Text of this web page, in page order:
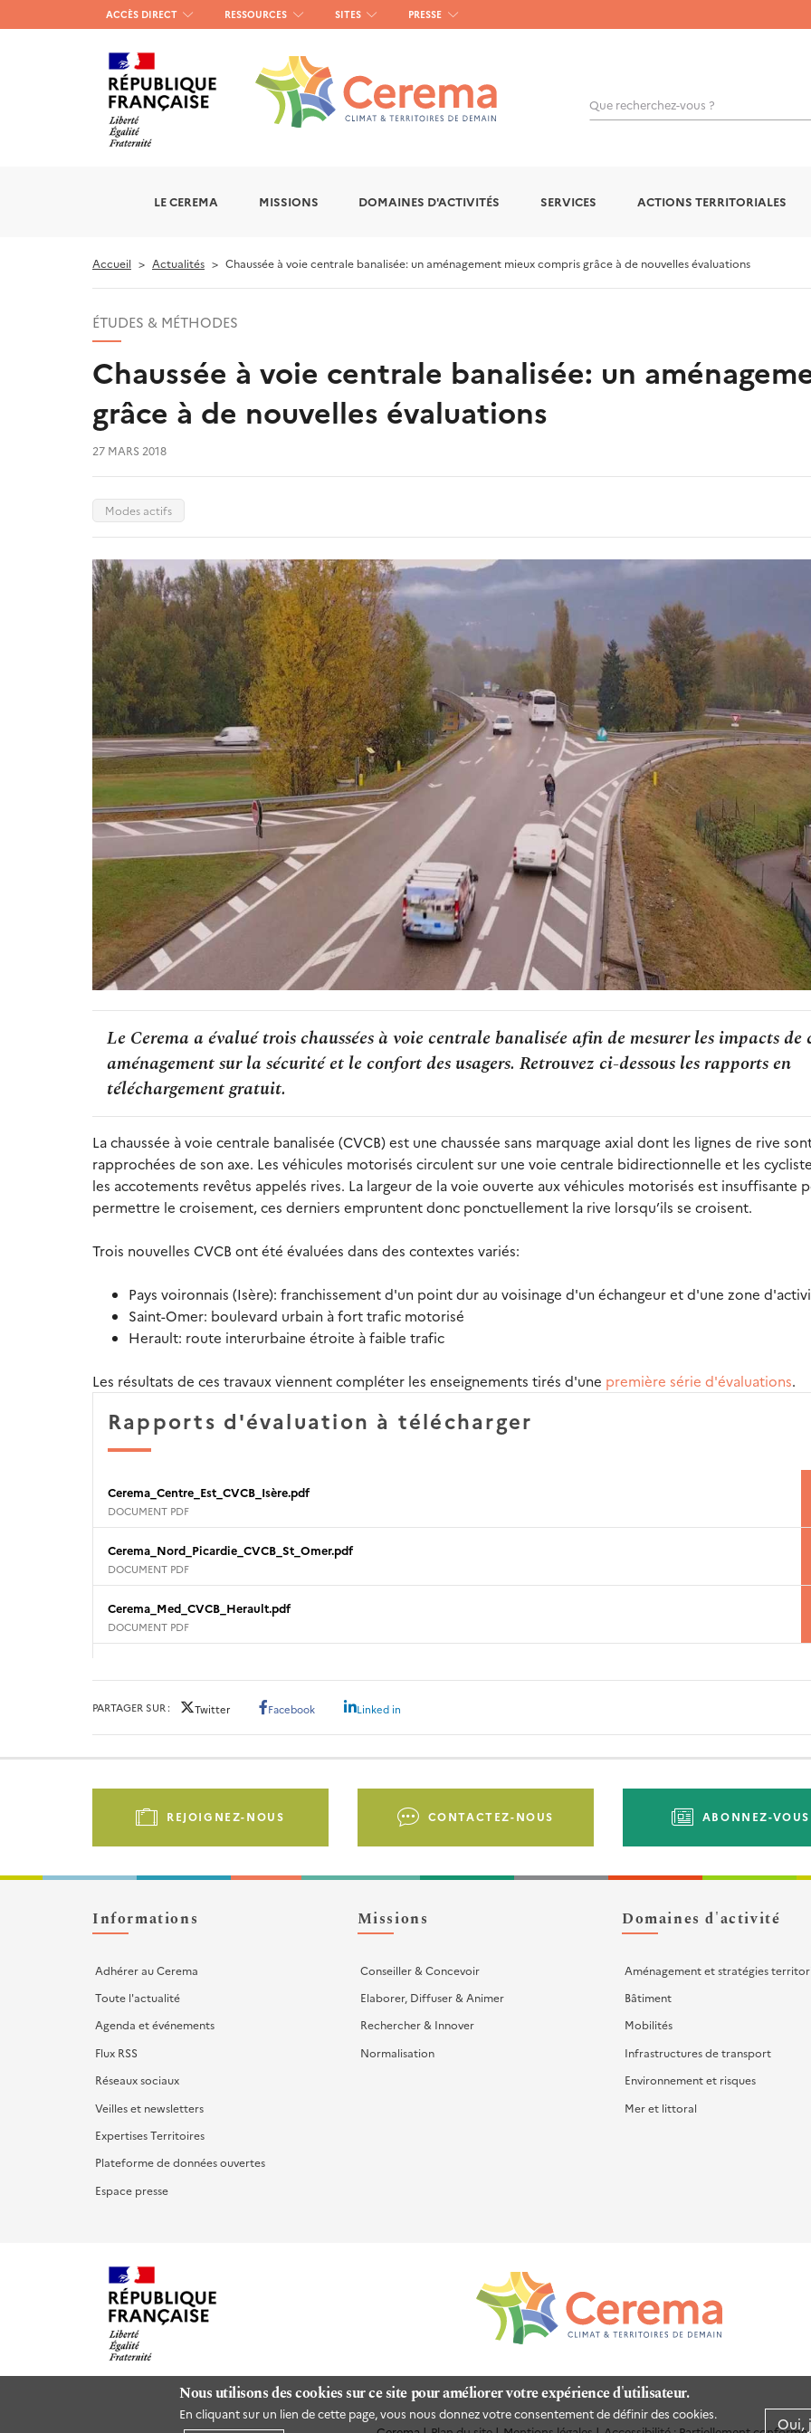
Nous utilisons des cookies sur ce site pour améliorer votre expérience d'utilisateur.
En cliquant sur un lien de cette page, vous nous donnez votre consentement de définir des cookies.
Oui,
Menu
haut
gauche
ACCÈS DIRECT RESSOURCES SITES PRESSE
Que recherchez-vous ?
LE CEREMA MISSIONS DOMAINES D'ACTIVITÉS SERVICES ACTIONS TERRITORIALES
Accueil Actualités Chaussée à voie centrale banalisée: un aménagement mieux compris grâce à de nouvelles évaluations
ÉTUDES & MÉTHODES
Chaussée à voie centrale banalisée: un
grâce à de nouvelles évaluations
27 MARS 2018
Modes actifs
Le Cerema a évalué trois chaussées à voie centrale banalisée afin de mesurer les impacts de
aménagement sur la sécurité et le confort des usagers. Retrouvez ci-dessous les rapports en
téléchargement gratuit.
La chaussée à voie centrale banalisée (CVCB) est une chaussée sans marquage axial dont les lignes de rive
rapprochées de son axe. Les véhicules motorisés circulent sur une voie centrale bidirectionnelle et les
les accotements revêtus appelés rives. La largeur de la voie ouverte aux véhicules motorisés est insuffisante
permettre le croisement, ces derniers empruntent donc ponctuellement la rive lorsqu’ils se croisent.
Trois nouvelles CVCB ont été évaluées dans des contextes variés:
Pays voironnais (Isère): franchissement d'un point dur au voisinage d'un échangeur et d'une zone
Saint-Omer: boulevard urbain à fort trafic motorisé
Herault: route interurbaine étroite à faible trafic
Les résultats de ces travaux viennent compléter les enseignements tirés d'une première série d'évaluations.
Rapports d'évaluation à télécharger
Cerema_Centre_Est_CVCB_Isère.pdf
DOCUMENT PDF
Cerema_Nord_Picardie_CVCB_St_Omer.pdf
DOCUMENT PDF
Cerema_Med_CVCB_Herault.pdf
DOCUMENT PDF
PARTAGER SUR Twitter Facebook Linked in
Pied
Liens
d'actions
REJOIGNEZ-NOUS CONTACTEZ-NOUS ABONNEZ-VOUS
Informations
Adhérer au Cerema
Toute l'actualité
Agenda et événements
Flux RSS
Réseaux sociaux
Veilles et newsletters
Expertises Territoires
Plateforme de données ouvertes
Espace presse
Missions
Conseiller & Concevoir
Elaborer, Diffuser & Animer
Rechercher & Innover
Normalisation
Domaines d'activité
Aménagement et stratégies
Bâtiment
Mobilités
Infrastructures de transport
Environnement et risques
Mer et littoral